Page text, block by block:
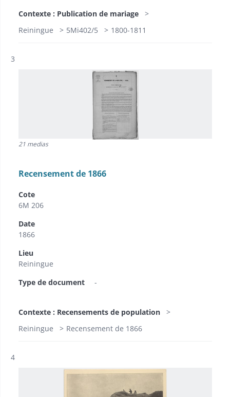
Contexte : Publication de mariage
Reiningue
5Mi402/5 1800-1811
Résultat n°
3
21 medias
Recensement de 1866
Cote
6M 206
Date
1866
Lieu
Reiningue
Type de document
-
Contexte : Recensements de population
Reiningue
Recensement de 1866
Résultat n°
4